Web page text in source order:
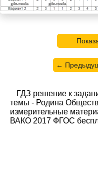
←
ГДЗ решение к
темы - Родина
измерительные
ВАКО 2017 ФГОС